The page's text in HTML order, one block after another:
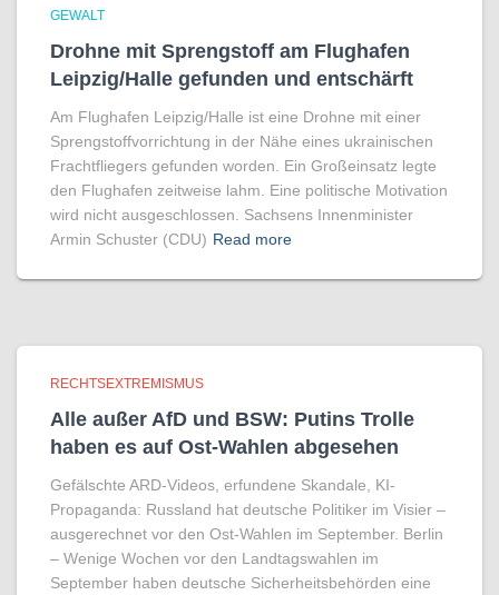
GEWALT
Drohne mit Sprengstoff am Flughafen
Leipzig/Halle gefunden und entschärft
Am Flughafen Leipzig/Halle ist eine Drohne mit einer
Sprengstoffvorrichtung in der Nähe eines ukrainischen
Frachtfliegers gefunden worden. Ein Großeinsatz legte
den Flughafen zeitweise lahm. Eine politische Motivation
wird nicht ausgeschlossen. Sachsens Innenminister
Armin Schuster (CDU) Read more
RECHTSEXTREMISMUS
Alle außer AfD und BSW: Putins Trolle
haben es auf Ost-Wahlen abgesehen
Gefälschte ARD-Videos, erfundene Skandale, KI-
Propaganda: Russland hat deutsche Politiker im Visier –
ausgerechnet vor den Ost-Wahlen im September. Berlin
– Wenige Wochen vor den Landtagswahlen im
September haben deutsche Sicherheitsbehörden eine